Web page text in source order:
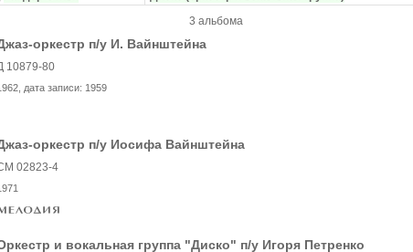
3 альбома
оркестр п/у И. Вайнштейна
10879-80
, дата записи: 1959
оркестр п/у Иосифа Вайнштейна
02823-4
и вокальная группа "Диско" п/у Игоря Петренко